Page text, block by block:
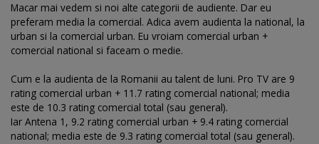
Macar mai vedem si noi alte categorii de audiente. Dar eu
preferam media la comercial. Adica avem audienta la national, la
urban si la comercial urban. Eu vroiam comercial urban +
comercial national si faceam o medie.
Cum e la audienta de la Romanii au talent de luni. Pro TV are 9
rating comercial urban + 11.7 rating comercial national; media
este de 10.3 rating comercial total (sau general).
Iar Antena 1, 9.2 rating comercial urban + 9.4 rating comercial
national; media este de 9.3 rating comercial total (sau general).